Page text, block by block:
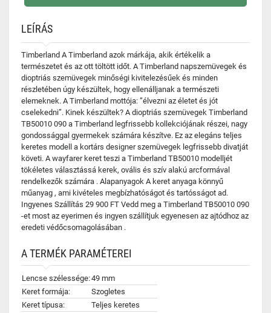
LEÍRÁS
Timberland A Timberland azok márkája, akik értékelik a
természetet és az ott töltött időt. A Timberland napszemüvegek és
dioptriás szemüvegek minőségi kivitelezésűek és minden
részletében úgy készültek, hogy ellenálljanak a természeti
elemeknek. A Timberland mottója: ”élvezni az életet és jót
cselekedni”. Kinek készültek? A dioptriás szemüvegek Timberland
TB50010 090 a Timberland legfrissebb kollekciójának részei, nagy
gondossággal gyermekek számára készítve. Ez az elegáns teljes
keretes modell a kortárs designer szemüvegek legfrissebb divatját
követi. A wayfarer keret teszi a Timberland TB50010 modelljét
tökéletes választássá kerek, ovális és szív alakú arcformával
rendelkezők számára . Alapanyagok A keret anyaga könnyű
műanyag , ami kivételes megbízhatóságot és tartósságot ad.
Ingyenes Szállítás 29 900 FT Vedd meg a Timberland TB50010 090
-et most az eyerimen és ingyen szállítjuk egyenesen az ajtódhoz az
eredeti védőcsomagolásában .
A TERMÉK PARAMÉTEREI
Lencse szélessége:49 mm
Keret formája:
Szogletes
Keret típusa:
Teljes keretes